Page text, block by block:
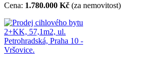
Cena: 1.780.000 Kč (za nemovitost)